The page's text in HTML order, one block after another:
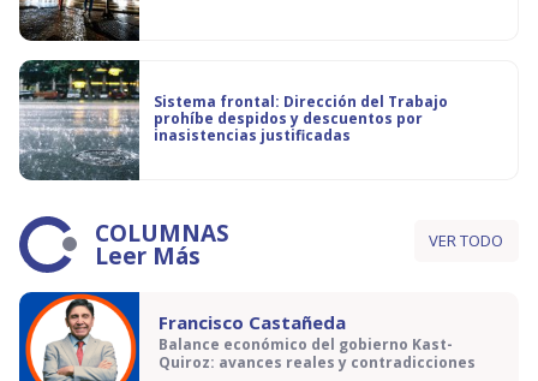
Sistema frontal: Dirección del Trabajo
prohíbe despidos y descuentos por
inasistencias justificadas
COLUMNAS
Leer Más VER TODO
Francisco Castañeda
Balance económico del gobierno Kast-
Quiroz: avances reales y contradicciones